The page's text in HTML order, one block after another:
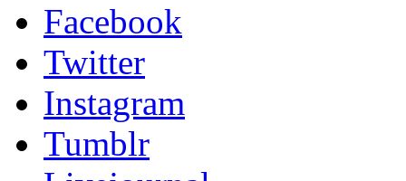
Facebook
Twitter
Instagram
Tumblr